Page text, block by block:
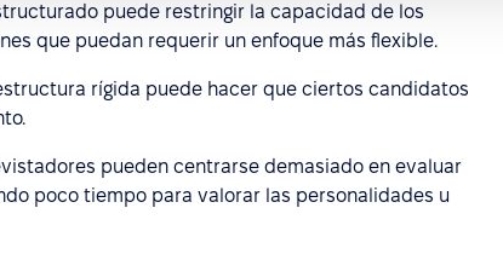
puede restringir la capacidad de los
que puedan requerir un enfoque más flexible.
rígida puede hacer que ciertos candidatos
pueden centrarse demasiado en evaluar
poco tiempo para valorar las personalidades u